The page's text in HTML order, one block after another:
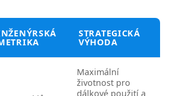
STRATEGICKÁ
VÝHODA
Maximální
životnost pro
dálkové použití a